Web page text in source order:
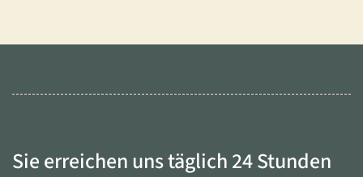
Sie erreichen uns täglich 24 Stunden